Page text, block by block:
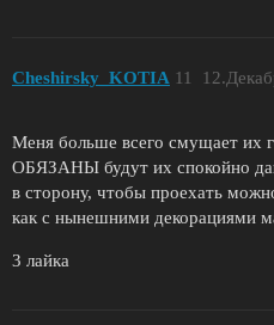
Cheshirsky_KOTIA 11
Меня больше всего смущает их
ОБЯЗАНЫ будут их спокойно
в сторону, чтобы проехать
как с нынешними декорациями
3 лайка